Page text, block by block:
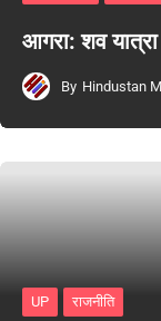
आगरा: शव
By Hindustan
UP राजनीति